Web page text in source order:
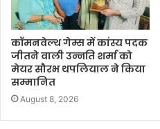
कॉमनवेल्थ गेम्स में कांस्य पदक
जीतने वाली उन्नति शर्मा को
मेयर सौरभ थपलियाल ने किया
सम्मानित
August 8, 2026